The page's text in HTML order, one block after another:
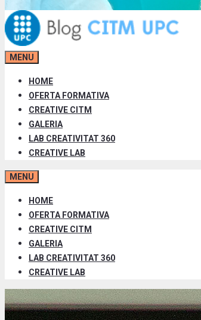
MENU
HOME
OFERTA FORMATIVA
CREATIVE CITM
GALERIA
LAB CREATIVITAT 360
CREATIVE LAB
MENU
HOME
OFERTA FORMATIVA
CREATIVE CITM
GALERIA
LAB CREATIVITAT 360
CREATIVE LAB